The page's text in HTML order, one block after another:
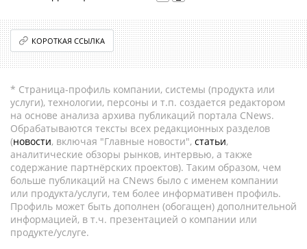
КОРОТКАЯ ССЫЛКА
* Страница-профиль компании, системы (продукта или
услуги), технологии, персоны и т.п. создается редактором
на основе анализа архива публикаций портала CNews.
Обрабатываются тексты всех редакционных разделов
(новости, включая "Главные новости", статьи,
аналитические обзоры рынков, интервью, а также
содержание партнёрских проектов). Таким образом, чем
больше публикаций на CNews было с именем компании
или продукта/услуги, тем более информативен профиль.
Профиль может быть дополнен (обогащен) дополнительной
информацией, в т.ч. презентацией о компании или
продукте/услуге.